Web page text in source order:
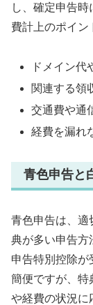
し、確定申告
費計上のポイン
ドメイン代
関連する領
交通費や通
経費を漏れ
青色申告と
青色申告は、適
典が多い申告方
申告特別控除が
簡便ですが、特
や経費の状況に